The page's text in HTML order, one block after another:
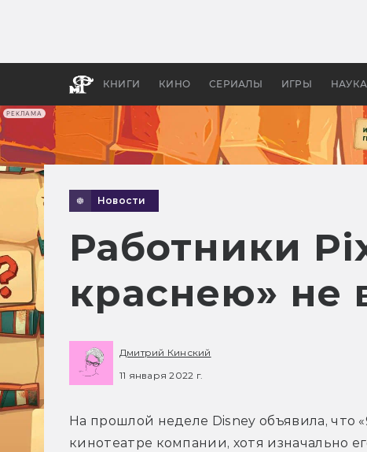
РЕКЛАМА
КНИГИ КИНО СЕРИАЛЫ ИГРЫ НАУКА
Новости
Работники
краснею» не
Дмитрий Кинский
11 января 2022 г.
На прошлой неделе Disney объявила, что
кинотеатре компании, хотя изначально